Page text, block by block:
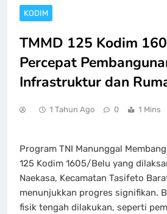
KODIM
TMMD 125 Kodim
Percepat
Infrastruktur dan
1 Tahun Ago 0 1 Mins
Program TNI Manunggal
125 Kodim 1605/Belu yang
Naekasa, Kecamatan Tasifeto
menunjukkan progres signifikan.
fisik tengah dilakukan, seperti